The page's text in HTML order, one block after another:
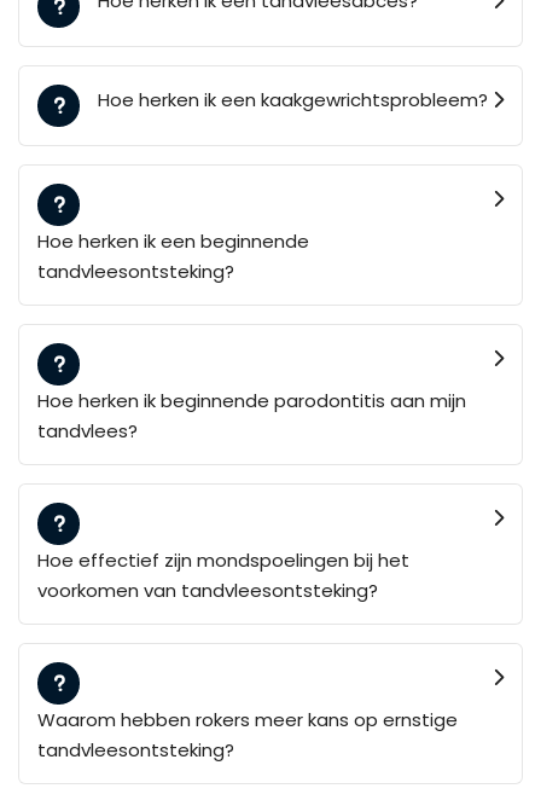
Hoe herken ik een kaakgewrichtsprobleem?
Hoe herken ik een beginnende
tandvleesontsteking?
Hoe herken ik beginnende parodontitis aan mijn
tandvlees?
Hoe effectief zijn mondspoelingen bij het
voorkomen van tandvleesontsteking?
Waarom hebben rokers meer kans op ernstige
tandvleesontsteking?